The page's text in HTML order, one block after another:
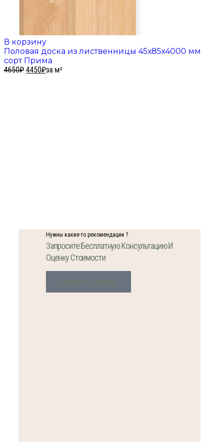
В корзину
Половая доска из лиственницы 45х85х4000 мм
сорт Прима
4650₽ 4450₽за м²
Нужны какие-то рекомендации ?
Запросите Бесплатную Консультацию И
Оценку Стоимости